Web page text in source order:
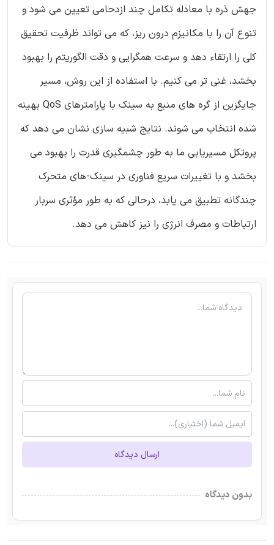
جهش ذره با معادله تکامل چند ازدحامی تعیین می شود و
تنوع آن را با مکانیزم درون ریز، که می تواند ظرفیت تحقیق
کلی را ارتقاء دهد و سرعت همگرایی و دقت الگوریتم را بهبود
بخشد، غنی تر می کنیم. با استفاده از این روش، مسیر
جایگزین از گره های منبع به سینک با پارامترهای QoS بهینه
شده انتخاب می شوند. نتایج شبیه سازی نشان می دهد که
پروتکل مسیریابی ما به طور چشمگیری قدرت را بهبود می
بخشد و با تغییرات سریع فناوری در سینک-های متحرک
چندگانه تطبیق می یابد، درحالی که به طور مؤثری سربار
ارتباطات و مصرف انرژی را نیز کاهش می دهد.
ارسال دیدگاه
بدون دیدگاه